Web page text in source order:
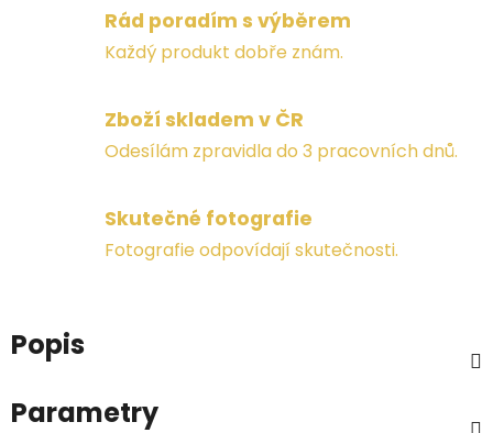
Rád poradím s výběrem
Každý produkt dobře znám.
Zboží skladem v ČR
Odesílám zpravidla do 3 pracovních dnů.
Skutečné fotografie
Fotografie odpovídají skutečnosti.
Popis
Parametry